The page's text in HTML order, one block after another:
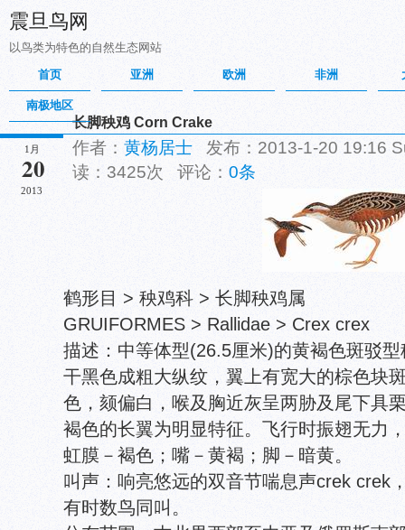
震旦鸟网
以鸟类为特色的自然生态网站
首页
亚洲 欧洲 非洲
南极地区
1月
20
2013
长脚秧鸡 Corn Crake
作者： 黄杨居士 发布：2013-1-20 19:16
读：3425次 评论： 0条
鹤形目 > 秧鸡科 > 长脚秧鸡属
GRUIFORMES > Rallidae > Crex crex
描述：中等体型(26.5厘米)的黄褐色斑驳
干黑色成粗大纵纹，翼上有宽大的棕色块
色，颏偏白，喉及胸近灰呈两胁及尾下具
褐色的长翼为明显特征。飞行时振翅无力
虹膜－褐色；嘴－黄褐；脚－暗黄。
叫声：响亮悠远的双音节喘息声crek crek
有时数鸟同叫。